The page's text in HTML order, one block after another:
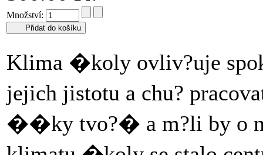
Množství:
Klima �koly ovliv?uje
jejich jistotu a chu?
��ky tvo?� a m?li by o